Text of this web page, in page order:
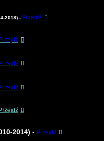
2018) - Przejdź
2014) - Przejdź